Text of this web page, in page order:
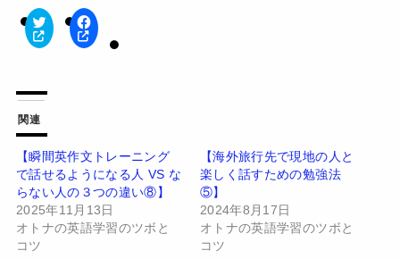
ク
リ
て
T
w
i
t
t
e
r
で
共
有
(
新
し
F
a
有
す
る
に
は
ク
リ
ッ
関連
【瞬間英作文トレーニング
で話せるようになる人 VS な
らない人の３つの違い⑧】
2025年11月13日
オトナの英語学習のツボと
コツ
【海外旅行先で現地の人と
楽しく話すための勉強法
⑤】
2024年8月17日
オトナの英語学習のツボと
コツ